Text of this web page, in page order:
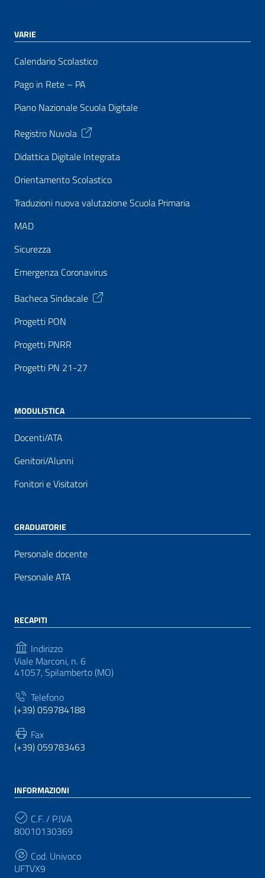
VARIE
Calendario Scolastico
Pago in Rete – PA
Piano Nazionale Scuola Digitale
Registro Nuvola
Didattica Digitale Integrata
Orientamento Scolastico
Traduzioni nuova valutazione Scuola Primaria
MAD
Sicurezza
Emergenza Coronavirus
Bacheca Sindacale
Progetti PON
Progetti PNRR
Progetti PN 21-27
MODULISTICA
Docenti/ATA
Genitori/Alunni
Fonitori e Visitatori
GRADUATORIE
Personale docente
Personale ATA
RECAPITI
Indirizzo
Viale Marconi, n. 6
41057, Spilamberto (MO)
Telefono
(+39) 059784188
Fax
(+39) 059783463
INFORMAZIONI
C.F. / P.IVA
80010130369
Cod. Univoco
UFTVX9